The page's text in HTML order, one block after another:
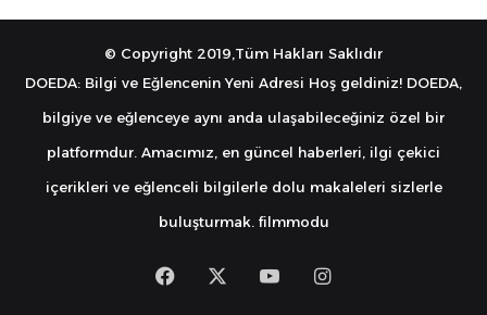
© Copyright 2019,Tüm Hakları Saklıdır
DOEDA: Bilgi ve Eğlencenin Yeni Adresi Hoş geldiniz! DOEDA,
bilgiye ve eğlenceye aynı anda ulaşabileceğiniz özel bir
platformdur. Amacımız, en güncel haberleri, ilgi çekici
içerikleri ve eğlenceli bilgilerle dolu makaleleri sizlerle
buluşturmak. filmmodu
FacebookYouTubeInstagram